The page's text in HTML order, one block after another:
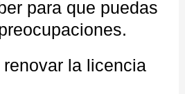
para que puedas
la licencia